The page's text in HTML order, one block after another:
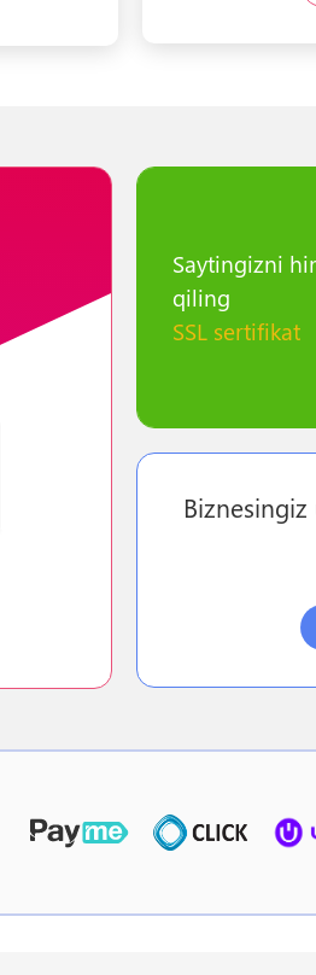
Saytingizni
qiling
SSL sertifikat